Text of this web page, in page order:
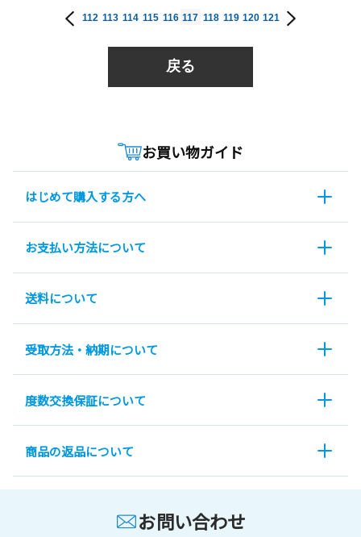
112 113 114 115 116 117 118 119 120 121
戻る
お買い物ガイド
はじめて購入する方へ
お支払い方法について
送料について
受取方法・納期について
度数交換保証について
商品の返品について
お問い合わせ